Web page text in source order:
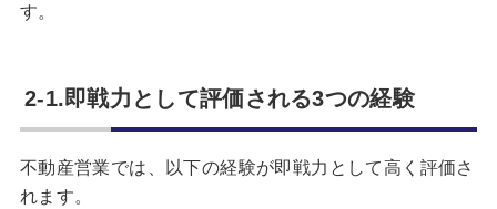
す。
2-1.即戦力として評価される3つの経験
不動産営業では、以下の経験が即戦力として高く評価さ
れます。